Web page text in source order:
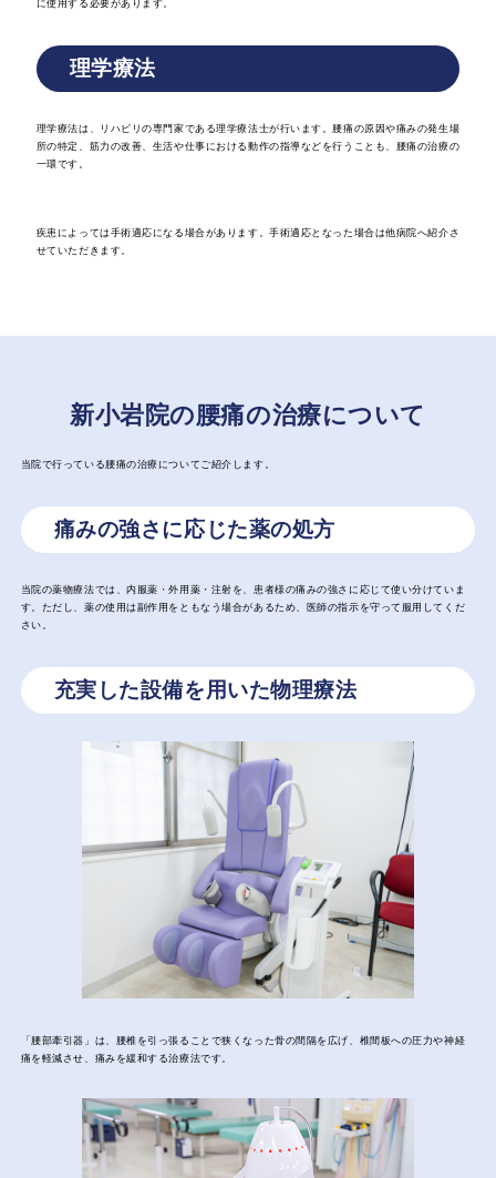
に使用する必要があります。
理学療法
理学療法は、リハビリの専門家である理学療法士が行います。腰痛の原因や痛みの発生場
所の特定、筋力の改善、生活や仕事における動作の指導などを行うことも、腰痛の治療の
一環です。
疾患によっては手術適応になる場合があります。手術適応となった場合は他病院へ紹介さ
せていただきます。
新小岩院の腰痛の治療について
当院で行っている腰痛の治療についてご紹介します。
痛みの強さに応じた薬の処方
当院の薬物療法では、内服薬・外用薬・注射を、患者様の痛みの強さに応じて使い分けていま
す。ただし、薬の使用は副作用をともなう場合があるため、医師の指示を守って服用してくだ
さい。
充実した設備を用いた物理療法
「腰部牽引器」は、腰椎を引っ張ることで狭くなった骨の間隔を広げ、椎間板への圧力や神経
痛を軽減させ、痛みを緩和する治療法です。